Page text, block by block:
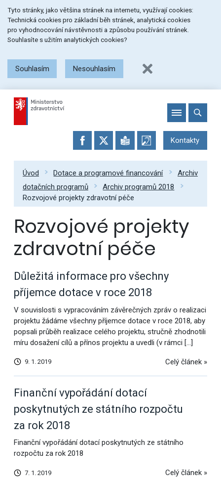
na
menu
na
obsah
na
patičku
stránky
Tyto stránky, jako většina stránek na internetu, využívají cookies:
Technická cookies pro základní běh stránek, analytická cookies
pro vyhodnocování návstěvnosti a způsobu používání stránek.
Souhlasíte s užitím analytických cookies?
Souhlasím Nesouhlasím
Kontakty
Úvod Dotace a programové financování
Archiv
dotačních programů
Archiv programů 2018
Rozvojové projekty zdravotní péče
Rozvojové projekty
zdravotní péče
Důležitá informace pro všechny
příjemce dotace v roce 2018
V souvislosti s vypracováním závěrečných zpráv o realizaci
projektu žádáme všechny příjemce dotace v roce 2018, aby
popsali průběh realizace celého projektu, stručně zhodnotili
míru dosažení cílů a přínos projektu a uvedli (v rámci […]
9. 1. 2019 Celý článek »
Finanční vypořádání dotací
poskytnutých ze státního rozpočtu
za rok 2018
Finanční vypořádání dotací poskytnutých ze státního
rozpočtu za rok 2018
7. 1. 2019 Celý článek »